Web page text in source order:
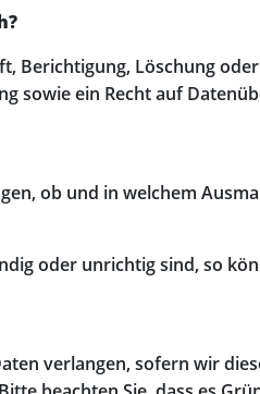
Berichtigung, Löschung
sowie ein Recht auf
ob und in welchem
oder unrichtig sind, so
verlangen, sofern wir